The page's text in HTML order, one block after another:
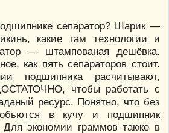
сепаратор? Шарик —
какие там технологии и
— штампованая дешёвка.
как пять сепараторов стоит.
подшипника расчитывают,
чтобы работать с
ресурс. Понятно, что без
в кучу и подшипник
Для экономии граммов также в